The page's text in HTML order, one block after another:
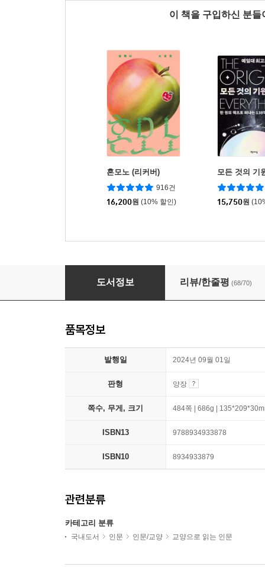
이 책을 구입하신 분
혼모노 (리커버)
916건
16,200원 (10% 할인)
모든 것의 기
15,750원
팩트풀니스
도서정보 리뷰/한줄평 (68/70)
품목정보
발행일 2024년 09월 01일
판형 양장
쪽수, 무게, 크기 484쪽 | 686g |
ISBN13 9788934933878
ISBN10 8934933879
관련분류
카테고리 분류
국내도서 인문 인문/교양 교양으로 읽는 인문